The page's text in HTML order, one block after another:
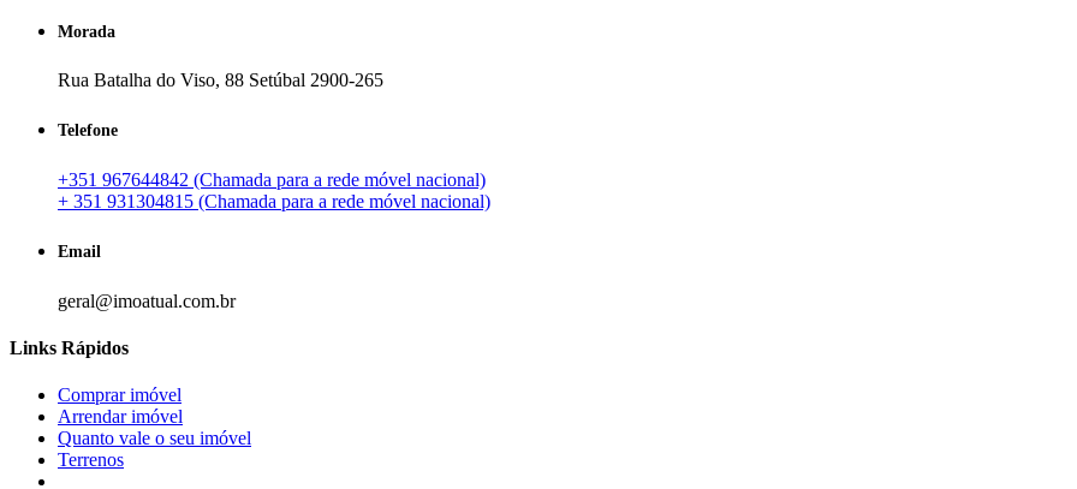
Morada
Rua Batalha do Viso, 88 Setúbal 2900-265
Telefone
+351 967644842 (Chamada para a rede móvel nacional)
+ 351 931304815 (Chamada para a rede móvel nacional)
Email
geral@imoatual.com.br
Links Rápidos
Comprar imóvel
Arrendar imóvel
Quanto vale o seu imóvel
Terrenos